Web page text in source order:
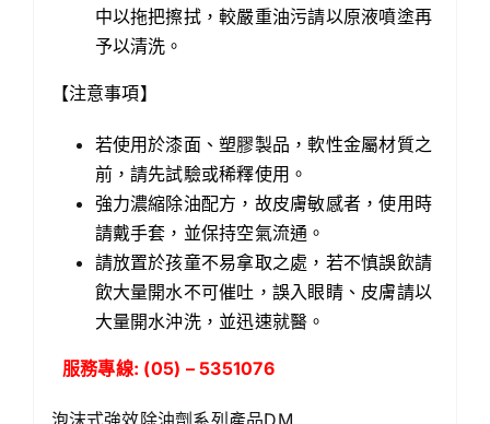
中以拖把擦拭，較嚴重油污請以原液噴塗再
予以清洗。
【注意事項】
若使用於漆面、塑膠製品，軟性金屬材質之
前，請先試驗或稀釋使用。
強力濃縮除油配方，故皮膚敏感者，使用時
請戴手套，並保持空氣流通。
請放置於孩童不易拿取之處，若不慎誤飲請
飲大量開水不可催吐，誤入眼睛、皮膚請以
大量開水沖洗，並迅速就醫。
服務專線: (05) – 5351076